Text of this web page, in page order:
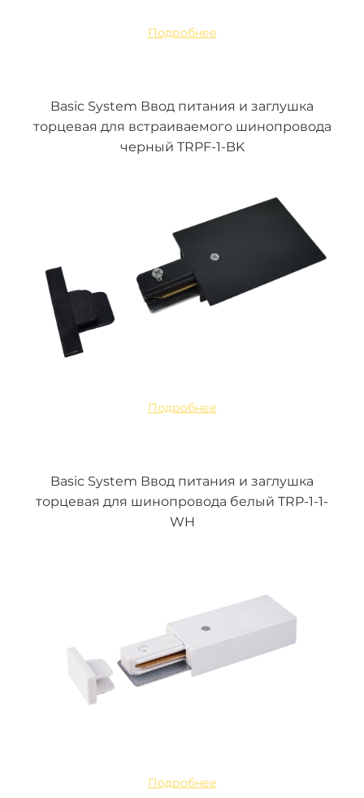
Подробнее
Basic System Ввод питания и заглушка
торцевая для встраиваемого шинопровода
черный TRPF-1-BK
Подробнее
Basic System Ввод питания и заглушка
торцевая для шинопровода белый TRP-1-1-
WH
Подробнее